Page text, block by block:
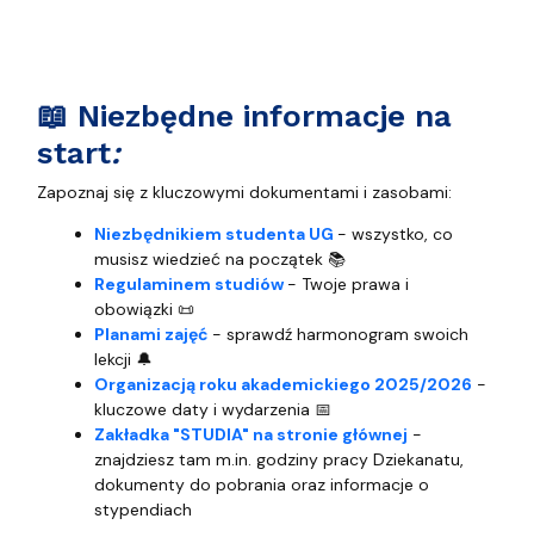
📖 Niezbędne informacje na
start:
Zapoznaj się z kluczowymi dokumentami i zasobami:
Niezbędnikiem studenta UG - wszystko, co
musisz wiedzieć na początek 📚
Regulaminem studiów - Twoje prawa i
obowiązki 📜
Planami zajęć - sprawdź harmonogram swoich
lekcji 🔔
Organizacją roku akademickiego 2025/2026 -
kluczowe daty i wydarzenia 📅
Zakładka "STUDIA" na stronie głównej -
znajdziesz tam m.in. godziny pracy Dziekanatu,
dokumenty do pobrania oraz informacje o
stypendiach